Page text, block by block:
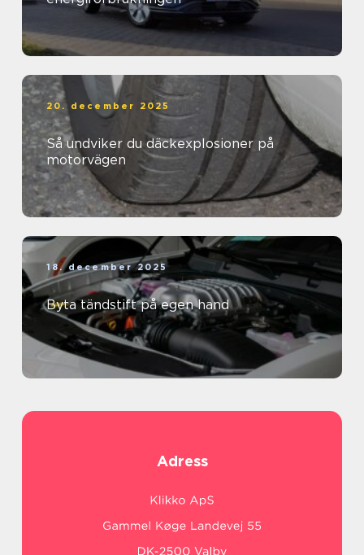
20. december 2025
Så undviker du däckexplosioner på
motorvägen
18. december 2025
Byta tändstift på egen hand
Adress